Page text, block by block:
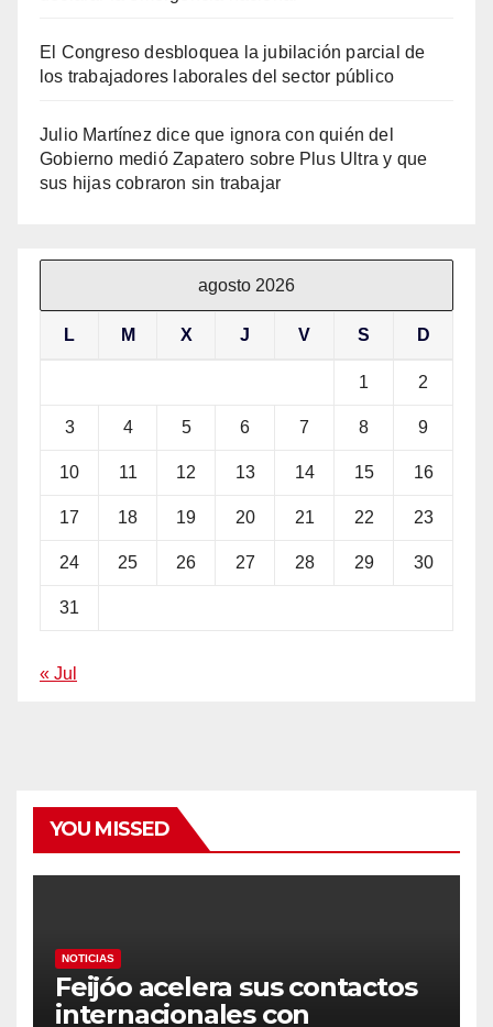
El Congreso desbloquea la jubilación parcial de
los trabajadores laborales del sector público
Julio Martínez dice que ignora con quién del
Gobierno medió Zapatero sobre Plus Ultra y que
sus hijas cobraron sin trabajar
agosto 2026
L M X J V S D
1 2
3 4 5 6 7 8 9
10 11 12 13 14 15 16
17 18 19 20 21 22 23
24 25 26 27 28 29 30
31
« Jul
YOU MISSED
NOTICIAS
Feijóo acelera sus contactos
internacionales con